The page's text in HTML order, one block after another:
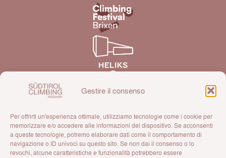
Gestire il consenso
Per offrirti un'esperienza ottimale, utilizziamo tecnologie come i cookie per
memorizzare e/o accedere alle informazioni del dispositivo. Se acconsenti
a queste tecnologie, potremo elaborare dati come il comportamento di
navigazione o ID univoci su questo sito. Se non dai il consenso o lo
revochi, alcune caratteristiche e funzionalità potrebbero essere
Una società della sezione AVS di Bressanone